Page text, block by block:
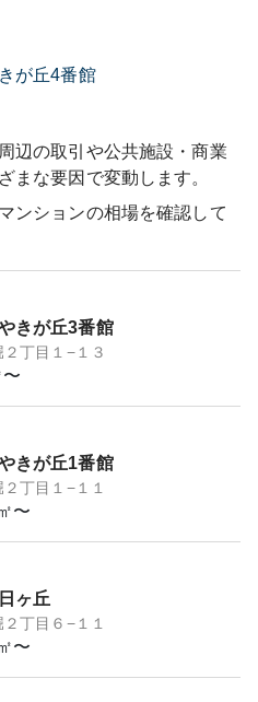
が丘4番館
辺の取引や公共施設・商業
まな要因で変動します。
ンションの相場を確認して
きが丘3番館
丁目１−１３
きが丘1番館
丁目１−１１
〜
ヶ丘
丁目６−１１
〜